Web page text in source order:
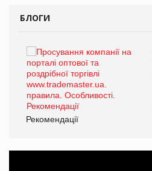
БЛОГИ
Рекомендації